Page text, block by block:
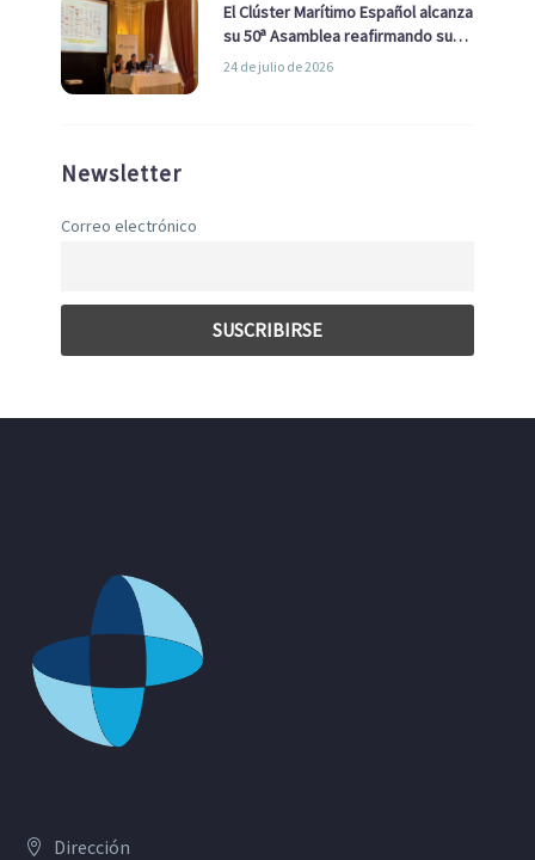
El Clúster Marítimo Español alcanza
su 50ª Asamblea reafirmando su
liderazgo en la Economía Azul
24 de julio de 2026
Newsletter
Correo electrónico
Dirección